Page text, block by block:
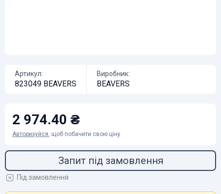
Артикул:
823049 BEAVERS
Виробник:
BEAVERS
2 974.40 ₴
Авторизуйся, щоб побачити свою ціну
Запит під замовлення
Під замовлення